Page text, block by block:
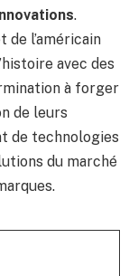
.
de l’américain
avec des
à forger
de leurs
de technologies
du marché